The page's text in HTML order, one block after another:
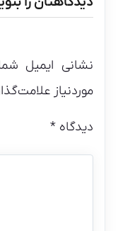
نشانی ایمیل
موردنیاز
دیدگاه*